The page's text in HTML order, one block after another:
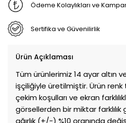
Ödeme Kolaylıkları ve
Sertifika ve Güvenilirlik
Ürün Açıklaması
Tüm ürünlerimiz 14 ayar altın
işçiliğiyle üretilmiştir. Ürün
çekim koşulları ve ekran
görsellerden bir miktar
ağırlık (+/-) %10 oranında